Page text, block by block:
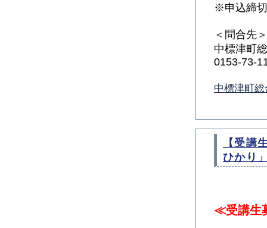
※申込締
＜問合先＞
中標津町
0153-73-
中標津町
【受講
ひかり
≪受講生